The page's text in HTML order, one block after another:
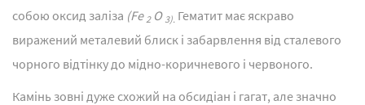
собою оксид заліза (Fe 2O 3). Гематит має яскраво
виражений металевий блиск і забарвлення від сталевого
чорного відтінку до мідно-коричневого і червоного.
Камінь зовні дуже схожий на обсидіан і гагат, але значно